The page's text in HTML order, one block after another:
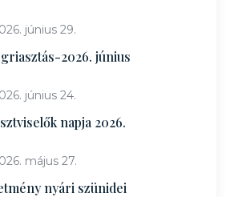
június 29.
2026. június
június 24.
napja 2026.
május 27.
nyári szünidei